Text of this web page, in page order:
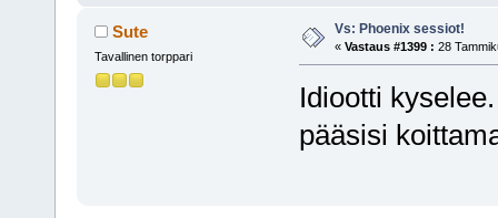
Sute
Tavallinen torppari
Vs: Phoenix sessiot!
« Vastaus #1399 : 28
Idiootti
pääsisi